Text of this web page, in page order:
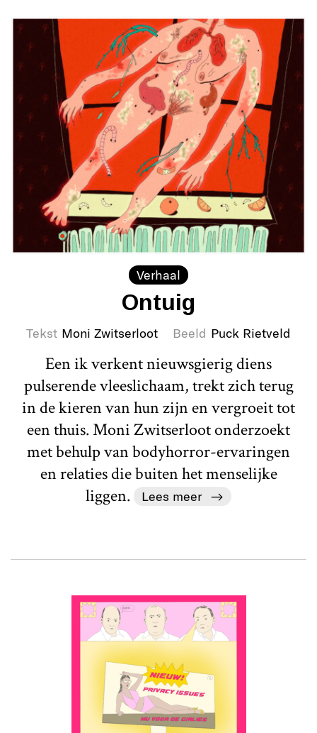
Verhaal
Ontuig
Tekst Moni Zwitserloot Beeld Puck Rietveld
Een ik verkent nieuwsgierig diens
pulserende vleeslichaam, trekt zich terug
in de kieren van hun zijn en vergroeit tot
een thuis. Moni Zwitserloot onderzoekt
met behulp van bodyhorror-ervaringen
en relaties die buiten het menselijke
liggen.
Lees meer